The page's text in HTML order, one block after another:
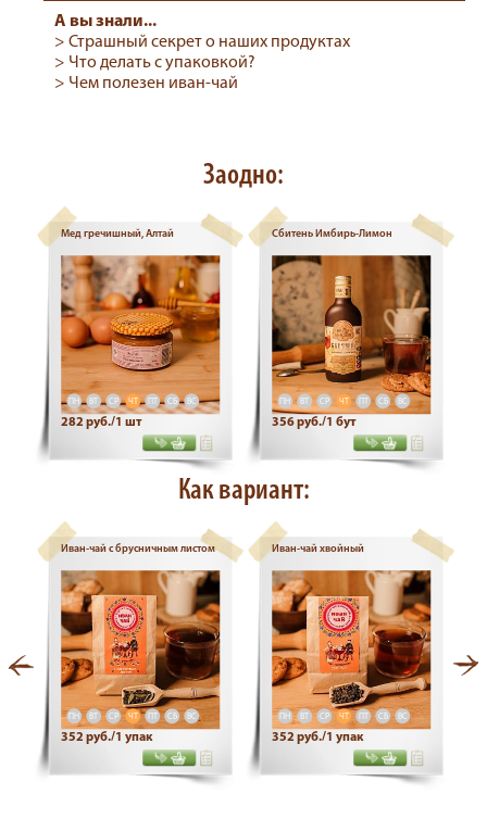
А вы знали...
> Страшный секрет о наших продуктах
> Что делать с упаковкой?
> Чем полезен иван-чай
Заодно:
Мед гречишный, Алтай
ПН ВТ СР ЧТ ПТ СБ ВС
282 руб./1 шт
Сбитень Имбирь-Лимон
ПН ВТ СР ЧТ ПТ СБ ВС
356 руб./1 бут
Как вариант:
Иван-чай с брусничным листом
ПН ВТ СР ЧТ СБ ВС
352 руб./1 упак
Иван-чай хвойный
ПН ВТ СР ЧТ СБ ВС
352 руб./1 упак